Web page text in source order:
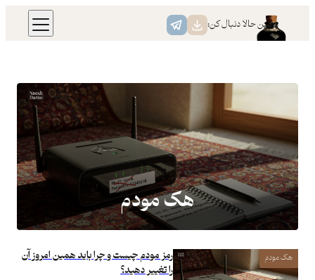
محتوا
همین حالا دنبال کن:
هک مودم
هک مودم
رمز مودم چیست و چرا باید همین امروز آن
را تغییر دهید؟